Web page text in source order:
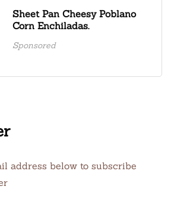
Sheet Pan Cheesy Poblano
Corn Enchiladas.
Sponsored
address below to subscribe